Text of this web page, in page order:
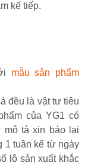
kế tiếp.
mẫu sản phẩm
đều là vật tư tiêu
của YG1 có
mô tả xin báo lại
1 tuần kể từ ngày
lô sản xuất khắc